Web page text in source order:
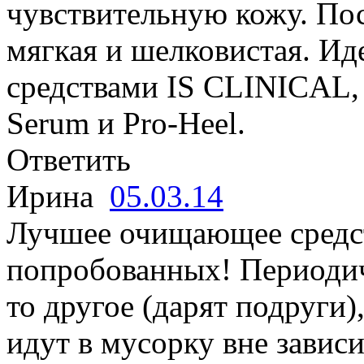
чувствительную кожу.
мягкая и шелковистая.
средствами IS
Serum и Pro-Heel.
Ответить
Ирина 05.03.14
Лучшее очищающее
попробованных!
то другое (дарят
идут в мусорку вне